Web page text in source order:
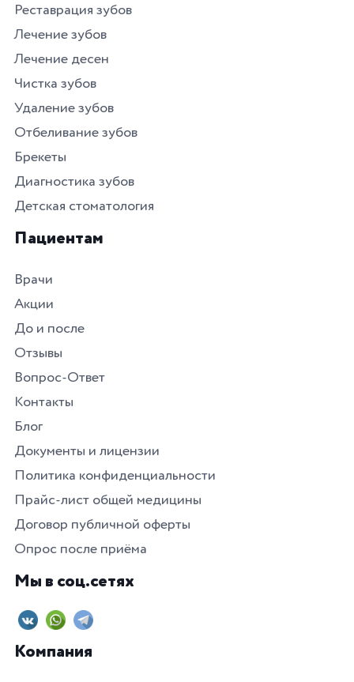
Реставрация зубов
Лечение зубов
Лечение десен
Чистка зубов
Удаление зубов
Отбеливание зубов
Брекеты
Диагностика зубов
Детская стоматология
Пациентам
Врачи
Акции
До и после
Отзывы
Вопрос-Ответ
Контакты
Блог
Документы и лицензии
Политика конфиденциальности
Прайс-лист общей медицины
Договор публичной оферты
Опрос после приёма
Мы в соц.сетях
Компания